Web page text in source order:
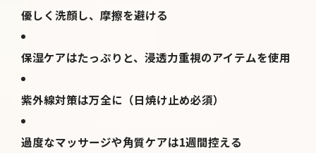
優しく洗顔し、摩擦を避ける
保湿ケアはたっぷりと、浸透力重視のアイテムを使用
紫外線対策は万全に（日焼け止め必須）
過度なマッサージや角質ケアは1週間控える